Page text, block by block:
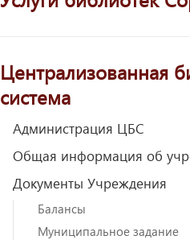
Централизованная
система
Администрация ЦБС
Общая информация об
Документы Учреждения
Балансы
Муниципальное задание